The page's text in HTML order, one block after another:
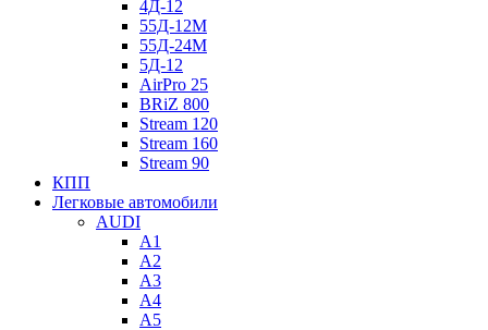
4Д-12
55Д-12М
55Д-24М
5Д-12
AirPro 25
BRiZ 800
Stream 120
Stream 160
Stream 90
КПП
Легковые автомобили
AUDI
A1
A2
A3
A4
A5